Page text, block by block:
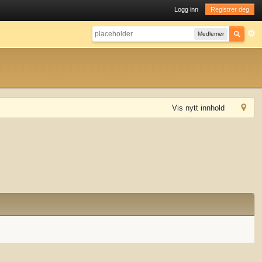
Logg inn Registrer deg
Medlemer
Vis nytt innhold